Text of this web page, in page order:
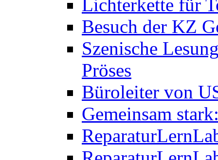
Lichterkette für
Besuch der KZ
Szenische
Pröses
Büroleiter von
Gemeinsam